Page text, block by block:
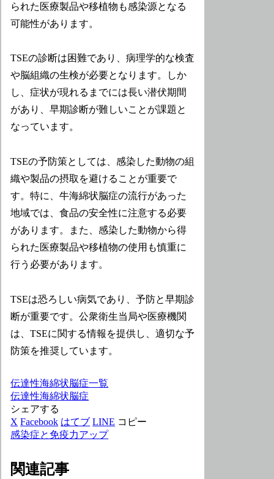
られた医療製品や移植物も感染源となる
可能性があります。
TSEの診断は困難であり、病理学的な検査
や脳組織の生検が必要となります。しか
し、症状が現れるまでには長い潜伏期間
があり、早期診断が難しいことが課題と
なっています。
TSEの予防策としては、感染した動物の組
織や製品の摂取を避けることが重要で
す。特に、牛海綿状脳症の流行があった
地域では、食品の安全性に注意する必要
があります。また、感染した動物から得
られた医療製品や移植物の使用も慎重に
行う必要があります。
TSEは恐ろしい病気であり、予防と早期診
断が重要です。公衆衛生当局や医療機関
は、TSEに関する情報を提供し、適切な予
防策を推奨しています。
伝達性海綿状脳症一覧
伝達性海綿状脳症
シェアする
X Facebook はてブ LINE コピー
感染症と免疫力アップ
関連記事